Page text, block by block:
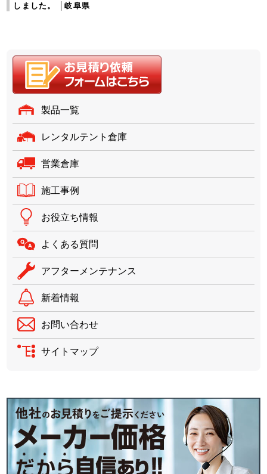
しました。 │岐阜県
製品一覧
レンタルテント倉庫
営業倉庫
施工事例
お役立ち情報
よくある質問
アフターメンテナンス
新着情報
お問い合わせ
サイトマップ